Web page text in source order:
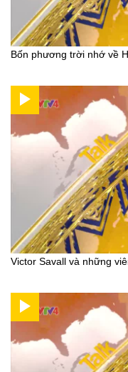
Bốn phương trời nhớ về
Victor Savall và những